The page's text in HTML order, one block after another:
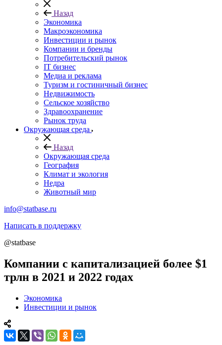
Назад
Экономика
Макроэкономика
Инвестиции и рынок
Компании и бренды
Потребительский рынок
IT бизнес
Медиа и реклама
Туризм и гостиничный бизнес
Недвижимость
Сельское хозяйство
Здравоохранение
Рынок труда
Окружающая среда
Назад
Окружающая среда
География
Климат и экология
Недра
Животный мир
info@statbase.ru
Написать в поддержку
@statbase
Компании с капитализацией более $1
трлн в 2021 и 2022 годах
Экономика
Инвестиции и рынок